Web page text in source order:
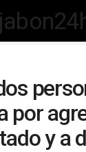
por
y a